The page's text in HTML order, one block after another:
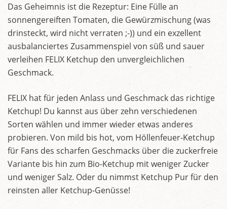
Das Geheimnis ist die Rezeptur: Eine Fülle an
sonnengereiften Tomaten, die Gewürzmischung (was
drinsteckt, wird nicht verraten ;-)) und ein exzellent
ausbalanciertes Zusammenspiel von süß und sauer
verleihen FELIX Ketchup den unvergleichlichen
Geschmack.
FELIX hat für jeden Anlass und Geschmack das richtige
Ketchup! Du kannst aus über zehn verschiedenen
Sorten wählen und immer wieder etwas anderes
probieren. Von mild bis hot, vom Höllenfeuer-Ketchup
für Fans des scharfen Geschmacks über die zuckerfreie
Variante bis hin zum Bio-Ketchup mit weniger Zucker
und weniger Salz. Oder du nimmst Ketchup Pur für den
reinsten aller Ketchup-Genüsse!